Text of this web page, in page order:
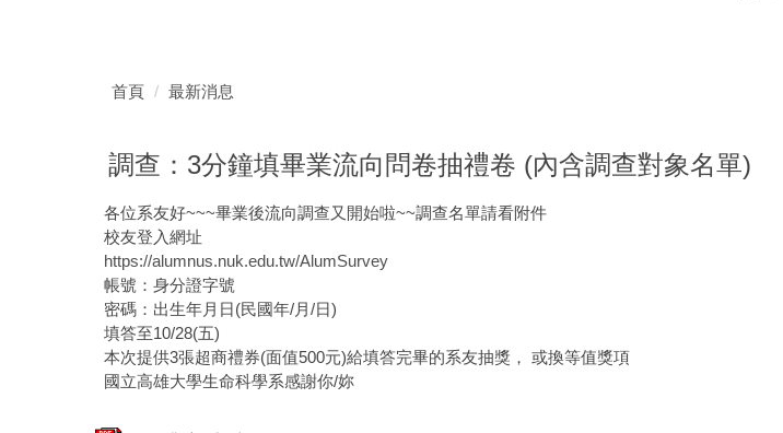
首頁 最新消息
調查：3分鐘填畢業流向問卷抽禮卷 (內含調查對象名單)
各位系友好~~~畢業後流向調查又開始啦~~調查名單請看附件
校友登入網址
https://alumnus.nuk.edu.tw/AlumSurvey
帳號：身分證字號
密碼：出生年月日(民國年/月/日)
填答至10/28(五)
本次提供3張超商禮券(面值500元)給填答完畢的系友抽獎， 或換等值獎項
國立高雄大學生命科學系感謝你/妳